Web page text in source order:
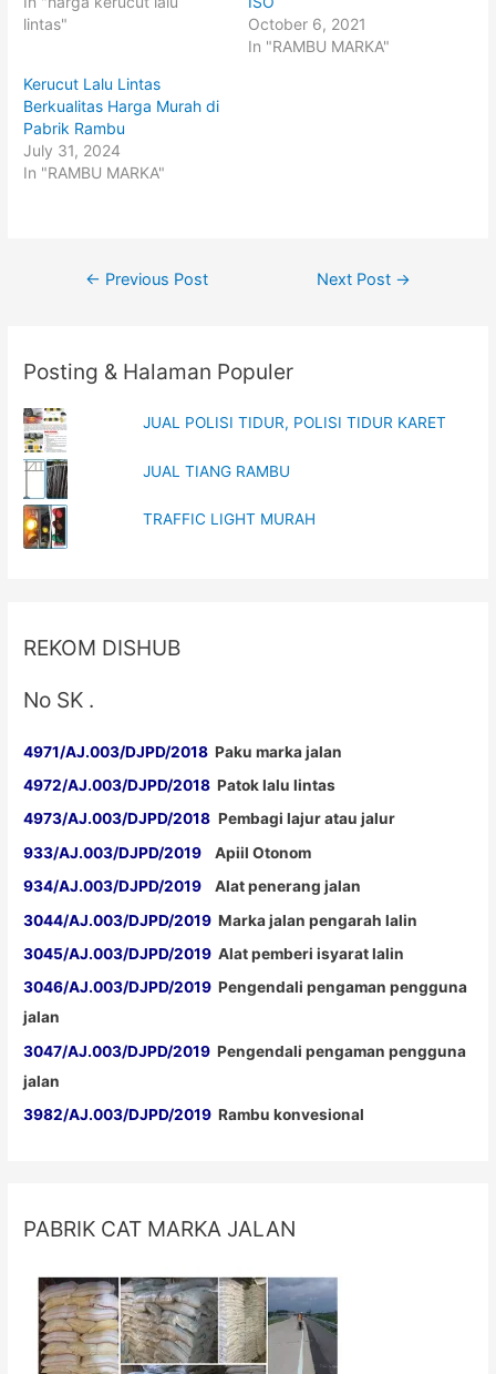
n
T
t
e
r
(
O
p
e
n
b
o
o
k
(
O
p
e
w
lintas"
October 6, 2021
In "RAMBU MARKA"
Kerucut Lalu Lintas
Berkualitas Harga Murah di
Pabrik Rambu
July 31, 2024
In "RAMBU MARKA"
Post
← Previous Post Next Post →
Posting & Halaman Populer
JUAL POLISI TIDUR, POLISI TIDUR KARET
JUAL TIANG RAMBU
TRAFFIC LIGHT MURAH
REKOM DISHUB
No SK .
4971/AJ.003/DJPD/2018 Paku marka jalan
4972/AJ.003/DJPD/2018 Patok lalu lintas
4973/AJ.003/DJPD/2018 Pembagi lajur atau jalur
933/AJ.003/DJPD/2019 Apiil Otonom
934/AJ.003/DJPD/2019 Alat penerang jalan
3044/AJ.003/DJPD/2019 Marka jalan pengarah lalin
3045/AJ.003/DJPD/2019 Alat pemberi isyarat lalin
3046/AJ.003/DJPD/2019 Pengendali pengaman pengguna
jalan
3047/AJ.003/DJPD/2019 Pengendali pengaman pengguna
jalan
3982/AJ.003/DJPD/2019 Rambu konvesional
PABRIK CAT MARKA JALAN